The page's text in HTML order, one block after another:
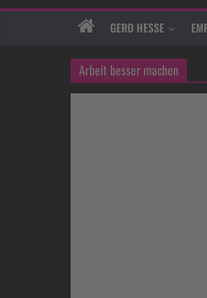
GERO HESSE
Arbeit besser machen